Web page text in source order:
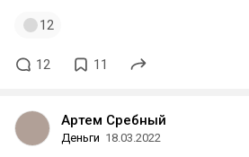
12
12 11
Артем Сребный
Деньги 18.03.2022